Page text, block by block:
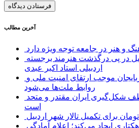
آخرین مطالب
و هنر در جامعه توجه ویژه دارد
اردبیلی استاد اکبر عبدی
روابط ملت‌ها می‌شود
است